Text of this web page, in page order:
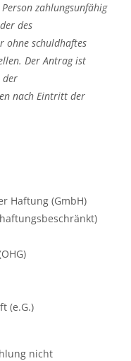
zahlungsunfähig
des
ohne schuldhaftes
Der Antrag ist
der
nach Eintritt der
Haftung (GmbH)
(e.G.)
nicht